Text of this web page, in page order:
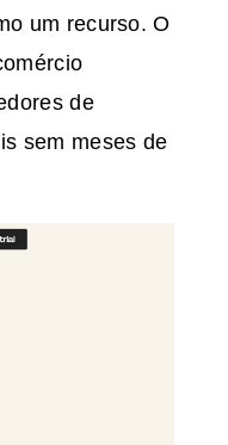
um recurso. O
de
sem meses de